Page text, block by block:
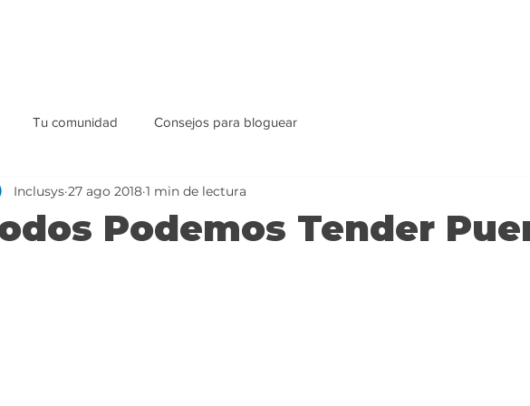
Tu comunidad Consejos para bloguear
Podemos Tender
Inclusys 27 ago 2018 1 min de lectura